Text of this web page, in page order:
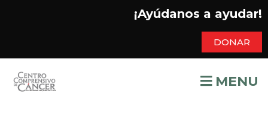
¡Ayúdanos a ayudar!
DONAR
MENU